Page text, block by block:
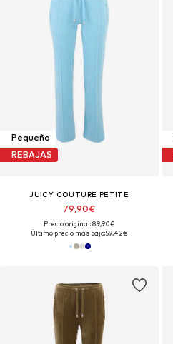
Pequeño
REBAJAS
JUICY COUTURE PETITE
79,90€
Precio original: 89,90€
Último precio más bajo:59,42€